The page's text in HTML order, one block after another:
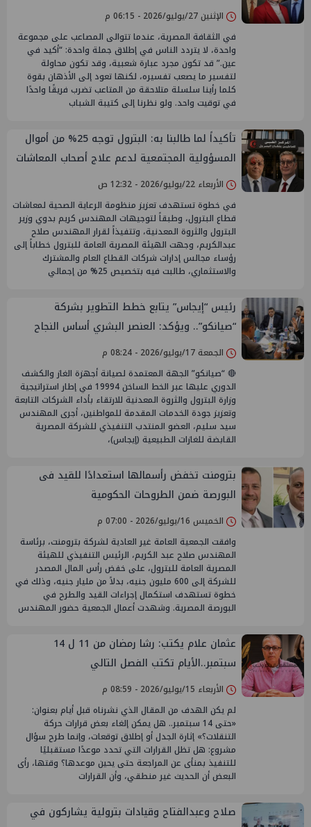
الإثنين 27/يوليو/2026 - 06:15 م
في الثقافة المصرية، عندما تتوالى المصاعب على مجموعة
واحدة، لا يتردد الناس في إطلاق جملة واحدة: “أكيد في
عين.” قد تكون مجرد عبارة شعبية، وقد تكون محاولة
لتفسير ما يصعب تفسيره، لكنها تعود إلى الأذهان بقوة
كلما رأينا سلسلة متلاحقة من المتاعب تضرب فريقًا واحدًا
في توقيت واحد. ولو نظرنا إلى كتيبة الشباب
تأكيداً لما طالبنا به: البترول توجه 25% من أموال
المسؤولية المجتمعية لدعم علاج أصحاب المعاشات
الأربعاء 22/يوليو/2026 - 12:32 ص
في خطوة تستهدف تعزيز منظومة الرعاية الصحية لمعاشات
قطاع البترول، وطبقاً لتوجيهات المهندس كريم بدوي وزير
البترول والثروة المعدنية، وتتفيذاً لقرار المهندس صلاح
عبدالكريم، وجهت الهيئة المصرية العامة للبترول خطاباً إلى
رؤساء مجالس إدارات شركات القطاع العام والمشترك
والاستثماري، طالبت فيه بتخصيص 25% من إجمالي
رئيس “إيجاس” يتابع خطط التطوير بشركة
“صيانكو”.. ويؤكد: العنصر البشري أساس النجاح
والتحول الرقمي ركيزة لتطوير الخدمات
الجمعة 17/يوليو/2026 - 08:24 م
🔴 “صيانكو” الجهة المعتمدة لصيانة أجهزة الغاز والكشف
الدوري عليها عبر الخط الساخن 19994 في إطار استراتيجية
وزارة البترول والثروة المعدنية للارتقاء بأداء الشركات التابعة
وتعزيز جودة الخدمات المقدمة للمواطنين، أجرى المهندس
سيد سليم، العضو المنتدب التنفيذي للشركة المصرية
القابضة للغازات الطبيعية (إيجاس)،
بترومنت تخفض رأسمالها استعدادًا للقيد فى
البورصة ضمن الطروحات الحكومية
الخميس 16/يوليو/2026 - 07:00 م
وافقت الجمعية العامة غير العادية لشركة بترومنت، برئاسة
المهندس صلاح عبد الكريم، الرئيس التنفيذي للهيئة
المصرية العامة للبترول، على خفض رأس المال المصدر
للشركة إلى 600 مليون جنيه، بدلاً من مليار جنيه، وذلك في
خطوة تستهدف استكمال إجراءات القيد والطرح في
البورصة المصرية. وشهدت أعمال الجمعية حضور المهندس
عثمان علام يكتب: رشا رمضان من 11 ل 14
سبتمبر..الأيام تكتب الفصل التالي
الأربعاء 15/يوليو/2026 - 08:59 م
لم يكن الهدف من المقال الذي نشرناه قبل أيام بعنوان:
«حتى 14 سبتمبر.. هل يمكن إلغاء بعض قرارات حركة
التنقلات؟» إثارة الجدل أو إطلاق توقعات، وإنما طرح سؤال
مشروع: هل تظل القرارات التي تحدد موعدًا مستقبليًا
للتنفيذ بمنأى عن المراجعة حتى يحين موعدها؟ وقتها، رأى
البعض أن الحديث غير منطقي، وأن القرارات
صلاح وعبدالفتاح وقيادات بترولية يشاركون في